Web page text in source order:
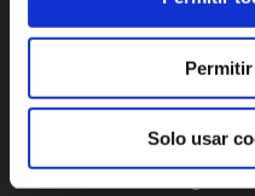
Solo usar
México